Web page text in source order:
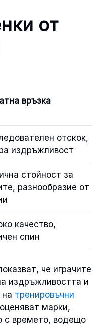
от
връзка
отскок,
издръжливост
стойност за
разнообразие от
качество,
спин
че играчите
издръжливостта и
тренировъчни
марки,
с времето, водещо